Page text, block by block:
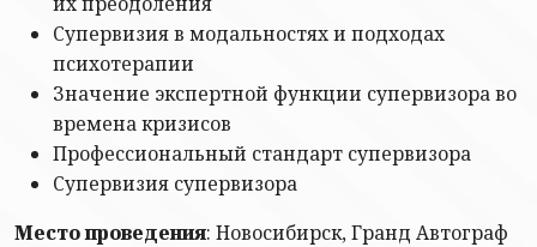
Супервизия в модальностях и подходах
психотерапии
Значение экспертной функции супервизора во
времена кризисов
Профессиональный стандарт супервизора
Супервизия супервизора
Место проведения: Новосибирск, Гранд Автограф